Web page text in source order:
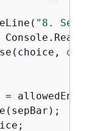
"8.
out
=